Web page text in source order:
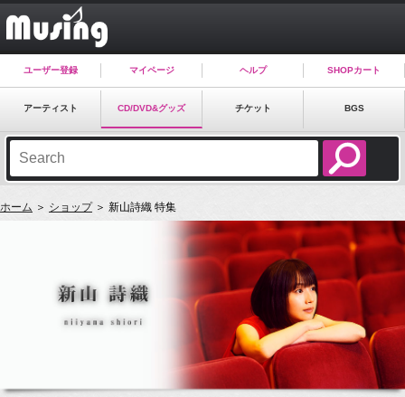
ユーザー登録 マイページ ヘルプ SHOPカート
アーティスト CD/DVD&グッズ チケット BGS
ホーム ＞ ショップ＞ 新山詩織 特集